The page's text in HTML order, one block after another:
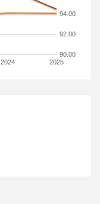
2024 2025
90.00
92.00
94.00